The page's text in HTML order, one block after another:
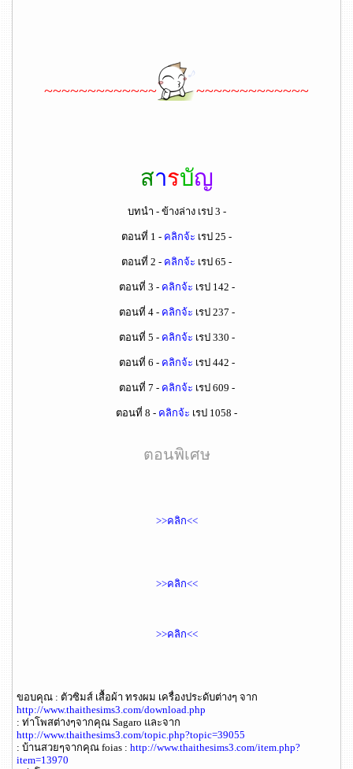
~~~~~~~~~~~~~ ~~~~~~~~~~~~~
สารบัญ
บทนำ - ข้างล่าง เรป 3 -
ตอนที่ 1 - คลิกจ้ะ เรป 25 -
ตอนที่ 2 - คลิกจ้ะ เรป 65 -
ตอนที่ 3 - คลิกจ้ะ เรป 142 -
ตอนที่ 4 - คลิกจ้ะ เรป 237 -
ตอนที่ 5 - คลิกจ้ะ เรป 330 -
ตอนที่ 6 - คลิกจ้ะ เรป 442 -
ตอนที่ 7 - คลิกจ้ะ เรป 609 -
ตอนที่ 8 - คลิกจ้ะ เรป 1058 -
ตอนพิเศษ
>>คลิก<<
>>คลิก<<
>>คลิก<<
ขอบคุณ : ตัวซิมส์ เสื้อผ้า ทรงผม เครื่องประดับต่างๆ จาก
http://www.thaithesims3.com/download.php
: ท่าโพสต่างๆจากคุณ Sagaro และจาก
http://www.thaithesims3.com/topic.php?topic=39055
: บ้านสวยๆจากคุณ foias : http://www.thaithesims3.com/item.php?
item=13970